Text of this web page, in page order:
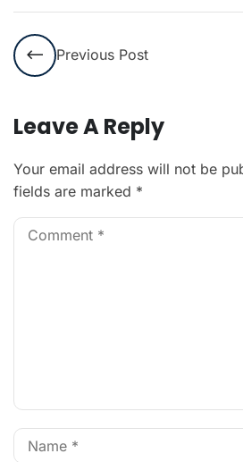
Previous Post
Leave A Reply
Your email address will not be
fields are marked *